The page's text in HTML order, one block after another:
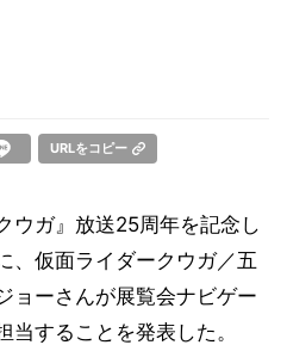
URLをコピー
ウガ』放送25周年を記念し
、仮面ライダークウガ／五
ョーさんが展覧会ナビゲー
当することを発表した。